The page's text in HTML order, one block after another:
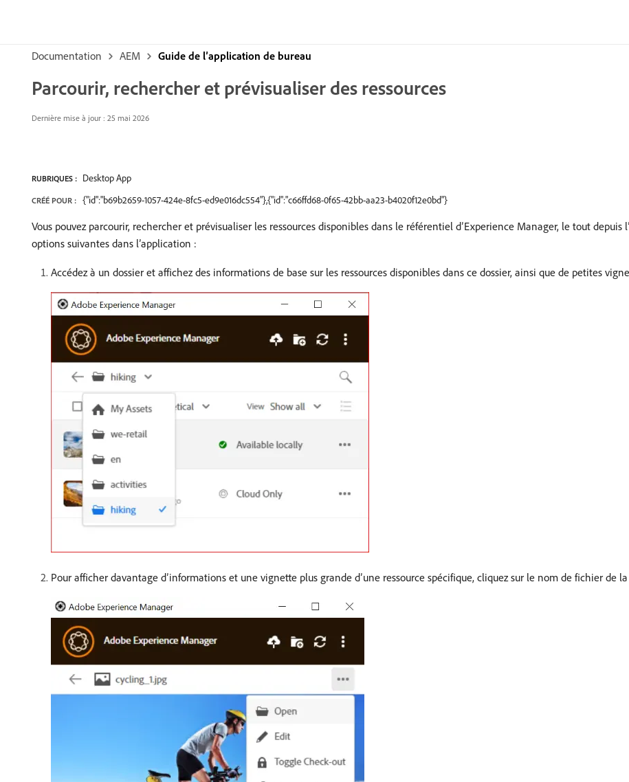
Documentation AEM Guide de l’application de bureau
Parcourir, rechercher et prévisualiser des ressources
Dernière mise à jour : 25 mai 2026
RUBRIQUES : Desktop App
CRÉÉ POUR : {"id":"b69b2659-1057-424e-8fc5-ed9e016dc554"},{"id":"c66ffd68-0f65-42bb-aa23-b4020f12e0bd"}
Vous pouvez parcourir, rechercher et prévisualiser les ressources disponibles dans le référentiel d’Experience Manager, le tout depuis
options suivantes dans l’application :
Accédez à un dossier et affichez des informations de base sur les ressources disponibles dans ce dossier, ainsi que de petites
Pour afficher davantage d’informations et une vignette plus grande d’une ressource spécifique, cliquez sur le nom de fichier de la